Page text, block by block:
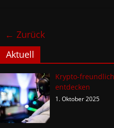
← Zurück
Aktuell
Krypto-
entdecken
1. Oktober 2025